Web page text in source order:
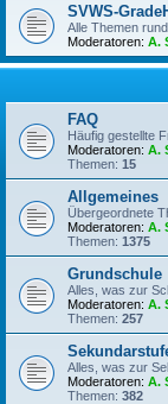
SVWS-
Alle Themen
Moderatoren: A.
FAQ
Häufig gestellte
Moderatoren: A.
Themen: 15
Allgemeines
Übergeordnete
Moderatoren: A.
Themen: 1375
Grundschule
Alles, was zur
Moderatoren: A.
Themen: 257
Sekundarstufe
Alles, was zur
Moderatoren: A.
Themen: 382